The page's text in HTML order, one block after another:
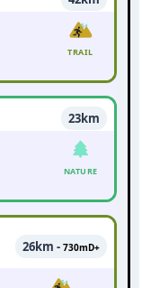
TRAIL
23km
NATURE
26km - 730mD+